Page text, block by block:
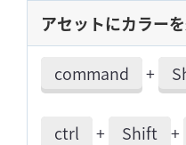
アセットにカラー
command +
ctrl + Shift +